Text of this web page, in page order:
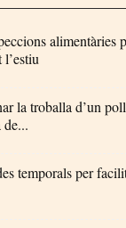
alimentàries
la troballa d’un
de...
temporals per